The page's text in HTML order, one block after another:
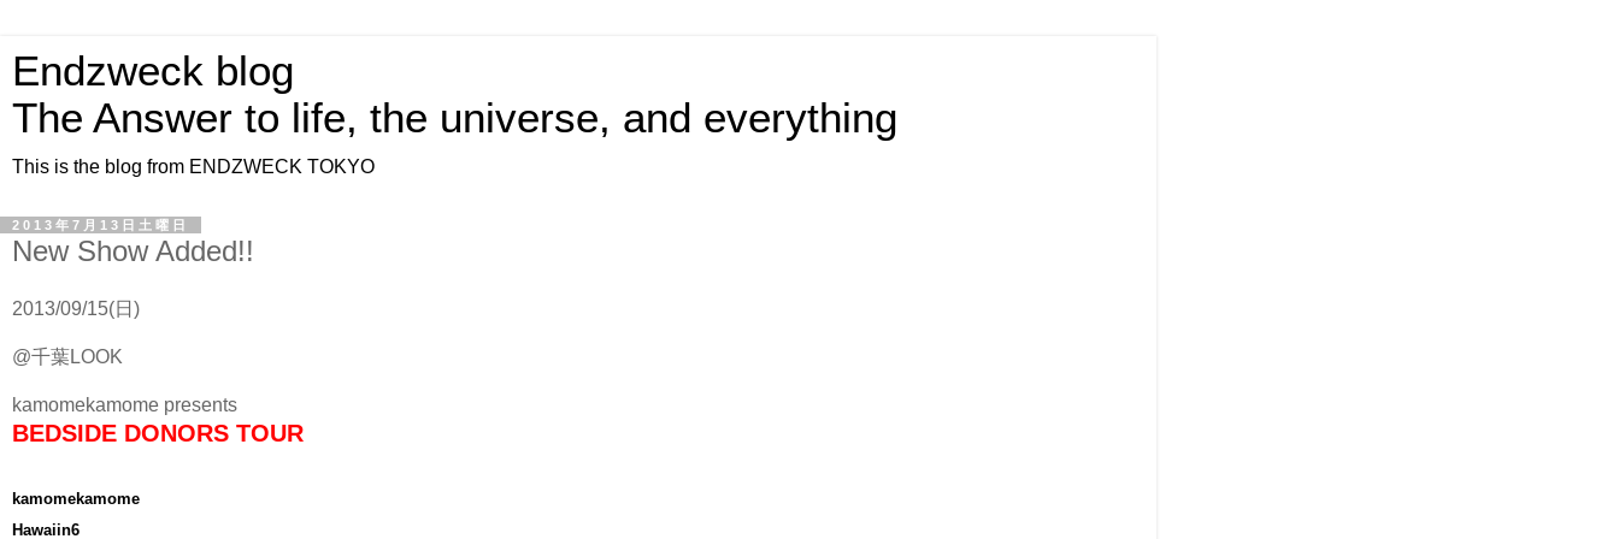
Endzweck blog
The Answer to life, the universe, and everything
This is the blog from ENDZWECK TOKYO
2013年7月13日土曜日
New Show Added!!
2013/09/15(日)
@千葉LOOK
kamomekamome presents
BEDSIDE DONORS TOUR
kamomekamome
Hawaiin6